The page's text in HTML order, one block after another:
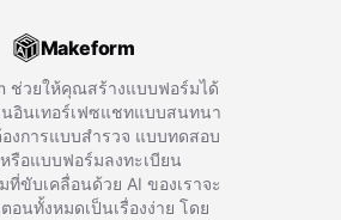
Makeform
ช่วยให้คุณสร้างแบบฟอร์มได้
นอินเทอร์เฟซแชทแบบสนทนา
งการแบบสำรวจ แบบทดสอบ
รือแบบฟอร์มลงทะเบียน
ขับเคลื่อนด้วย AI ของเราจะ
อนทั้งหมดเป็นเรื่องง่าย โดย